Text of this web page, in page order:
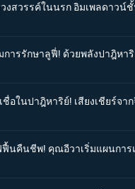
งสวรรค์ในนรก อิมเพลดาวน์
การรักษาลูฟี่! ด้วยพลังปาฎิหา
ชื่อในปาฎิหาริย์! เสียงเชียร์จ
ฟื้นคืนชีพ! คุณอีวาเริ่มแผนการ